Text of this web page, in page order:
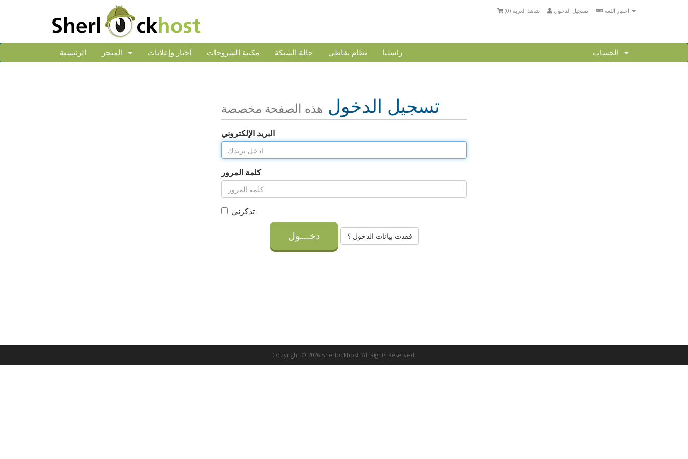
تسجيل الدخول شاهد العربة (0
)
الرئيسية أخبار وإعلانات مكتبة الشروحات حالة الشبكة نظام نقاطي راسلنا
تسجيل الدخول هذه الصفحة مخصصة
البريد الإلكتروني
كلمة المرور
تذكرني
فقدت بيانات الدخول ؟
Copyright © 2026 Sherlockhost. All Rights Reserved.